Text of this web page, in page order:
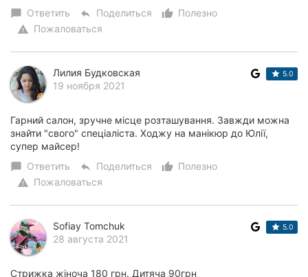
chat_bubble Ответить reply Поделиться thumb_up_alt
Полезно
warning Пожаловаться
Лилия Будковская
19 ноября 2021
5.0
Гарний салон, зручне місце розташування. Завжди можна
знайти "свого" спеціаліста. Ходжу на манікюр до Юлії,
супер майсер!
chat_bubble Ответить reply Поделиться thumb_up_alt
Полезно
warning Пожаловаться
Sofiay Tomchuk
28 августа 2021
5.0
Стрижка жіноча 180 грн. Дитяча 90грн